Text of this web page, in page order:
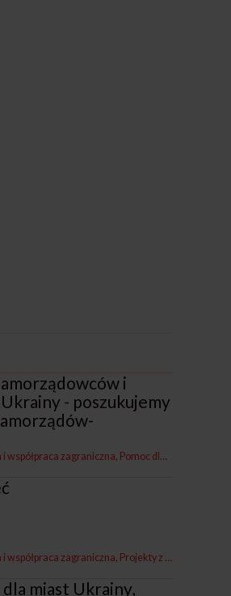
i
- poszukujemy
współpraca zagraniczna Pomoc dla Ukrainy
współpraca zagraniczna Projekty z miastami i dla miast
miast Ukrainy,